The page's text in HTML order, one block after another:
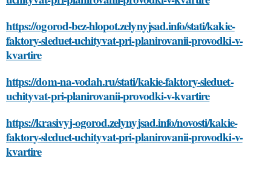
https://ogorod-bez-hlopot.zelynyjsad.info/stati/kakie-
faktory-sleduet-uchityvat-pri-planirovanii-provodki-v-
kvartire
https://dom-na-vodah.ru/stati/kakie-faktory-sleduet-
uchityvat-pri-planirovanii-provodki-v-kvartire
https://krasivyj-ogorod.zelynyjsad.info/novosti/kakie-
faktory-sleduet-uchityvat-pri-planirovanii-provodki-v-
kvartire